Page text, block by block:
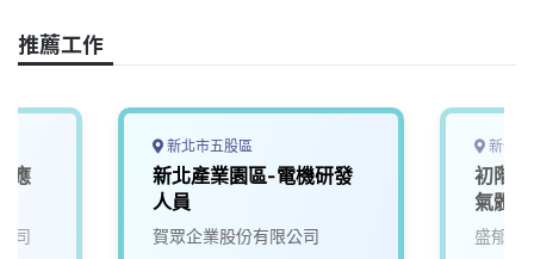
o
k
n
k
推薦工作
應
司
新北市五股區
新北產業園區-電機研發
人員
賀眾企業股份有限公司
新竹
初階
氣體
盛郁實